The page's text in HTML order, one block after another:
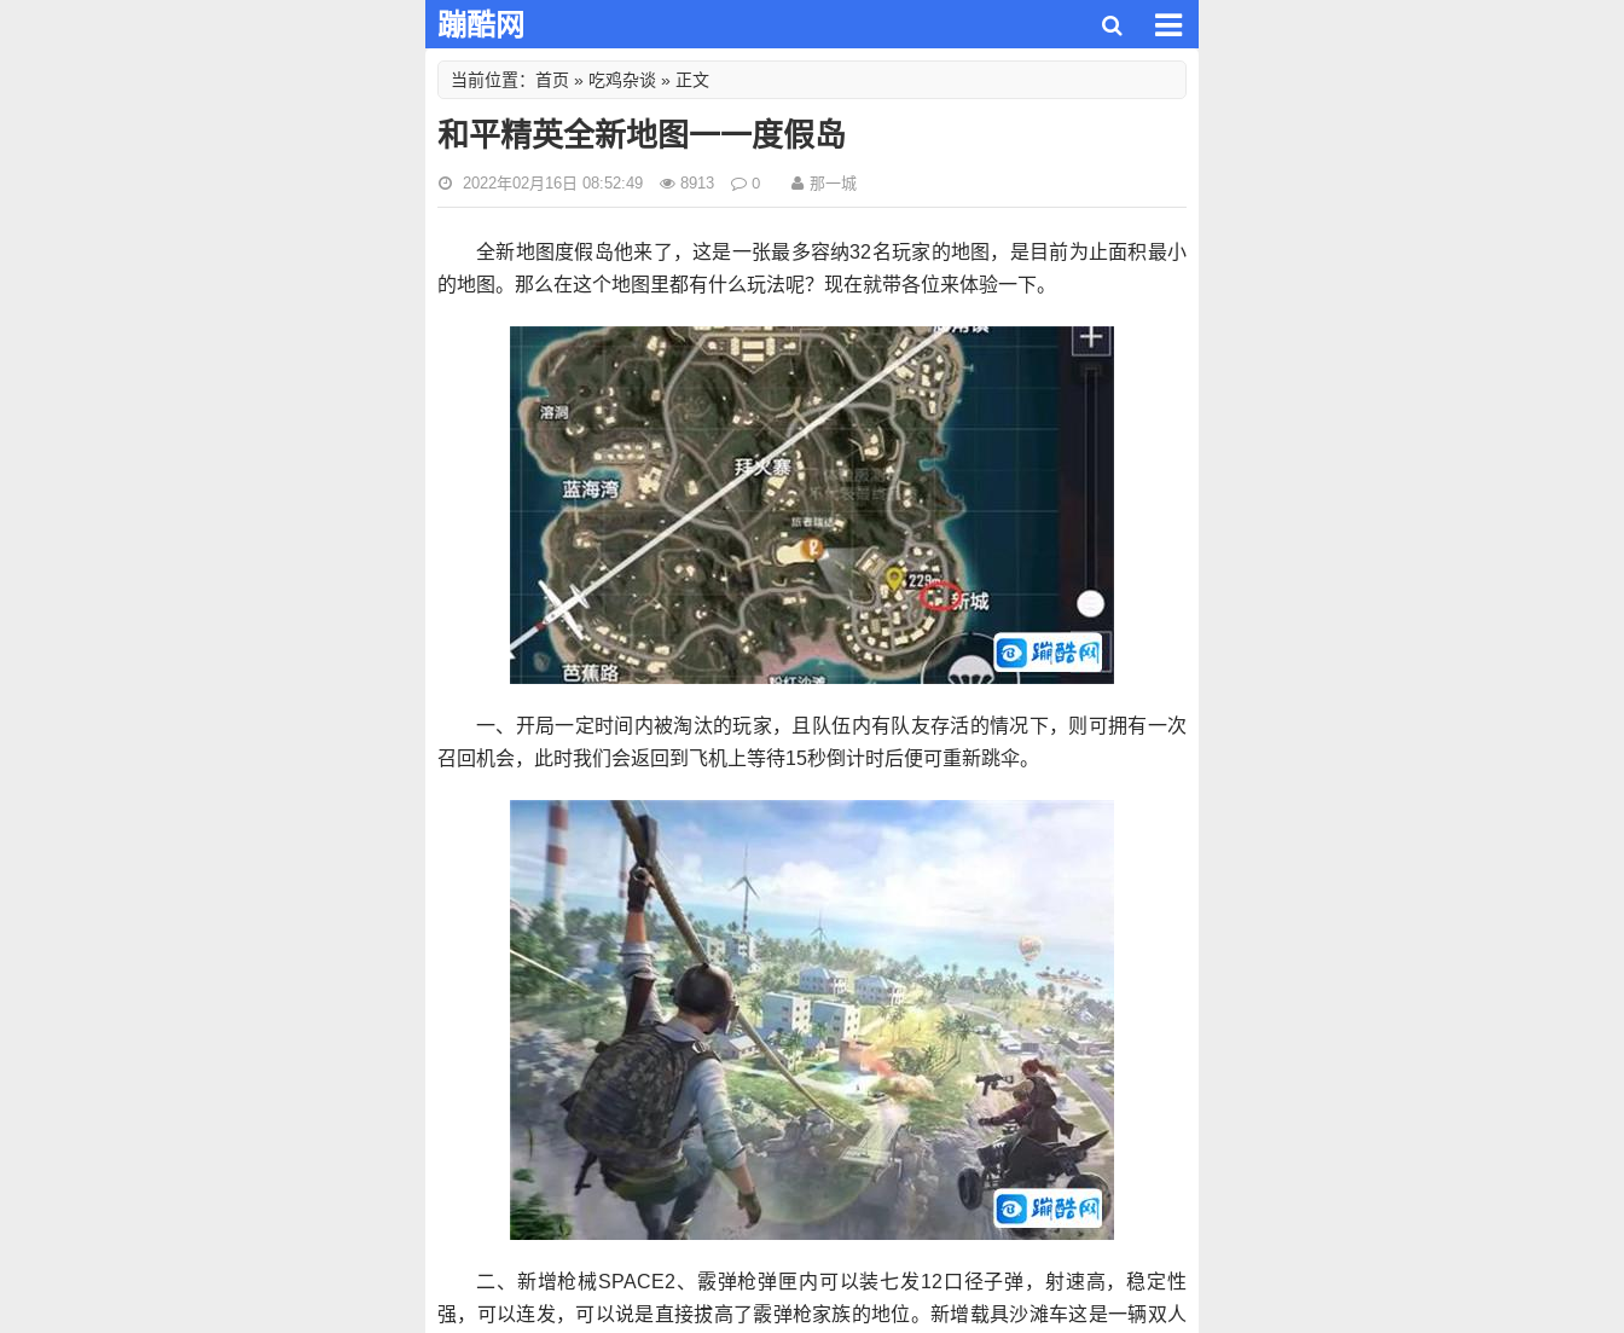
蹦酷网
当前位置： 首页 » 吃鸡杂谈 » 正文
和平精英全新地图一一度假岛
2022年02月16日 08:52:49 8913 0 那一城
全新地图度假岛他来了，这是一张最多容纳32名玩家的地图，是目前为止面积最小
的地图。那么在这个地图里都有什么玩法呢？现在就带各位来体验一下。
一、开局一定时间内被淘汰的玩家，且队伍内有队友存活的情况下，则可拥有一次
召回机会，此时我们会返回到飞机上等待15秒倒计时后便可重新跳伞。
二、新增枪械SPACE2、霰弹枪弹匣内可以装七发12口径子弹，射速高，稳定性
强，可以连发，可以说是直接拔高了霰弹枪家族的地位。新增载具沙滩车这是一辆双人